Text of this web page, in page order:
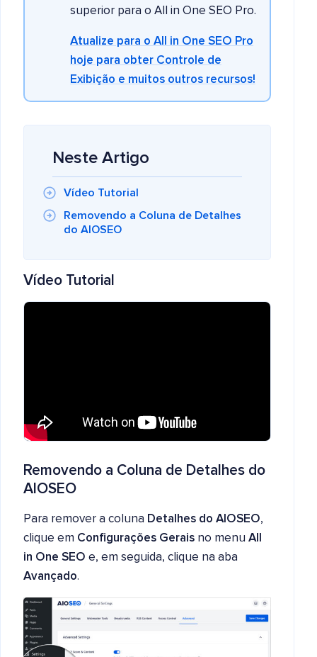
superior para o All in One SEO Pro.
Atualize para o All in One SEO Pro
hoje para obter Controle de
Exibição e muitos outros recursos!
Neste Artigo
Vídeo Tutorial
Removendo a Coluna de Detalhes
do AIOSEO
Vídeo Tutorial
Removendo a Coluna de Detalhes do
AIOSEO
Para remover a coluna Detalhes do AIOSEO,
clique em Configurações Gerais no menu All
in One SEO e, em seguida, clique na aba
Avançado.